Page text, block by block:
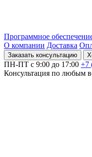
Программное
О компании Доставка
Заказать консультацию
ПН-ПТ с 9:00 до 17:00 +7
Консультация по любым